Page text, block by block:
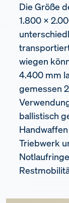
Die Größe
1.800 x
wiegen
4.400 mm
gemessen
ballistisch
Triebwerk